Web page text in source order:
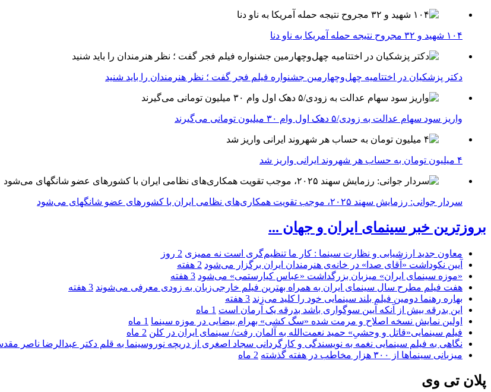
۱۰۴ شهید و ۳۲ مجروح نتیجه حمله آمریکا به ناو دنا
دکتر پزشکیان در اختتامیه چهل‌وچهارمین جشنواره فیلم فجر گفت ؛ نظر هنرمندان را باید شنید
واریز سود سهام عدالت به زودی/۵ دهک اول وام ۳۰ میلیون تومانی می‌گیرند
۴ میلیون تومان به حساب هر شهروند ایرانی واریز شد
سردار جوانی: رزمایش سهند ۲۰۲۵، موجب تقویت همکاری‌های نظامی ایران با کشور‌های عضو شانگهای می‌شود
بروزترین خبر سینمای ایران و جهان ...
معاون جدید ارزشیابی و نظارت سینما : کار ما تنظیم‌گری است نه ممیزی 2 روز
آیین نکوداشت «آقای صدا» در خانه‌ی هنرمندان ایران برگزار می‌شود 2 هفته
«موزه سینمای ایران» میزبان بزرگداشت «عباس کیارستمی» می‌شود 3 هفته
هفت فیلم مطرح سال سینمای ایران به همراه بهترین فیلم خارجی‌زبان به زودی معرفی می‌شوند 3 هفته
بهاره رهنما دومین فیلم بلند سینمایی خود را کلید می‌زند 3 هفته
این بدرقه بیش از آنکه آیین سوگواری باشد بدرقه یک آرمان است 1 ماه
اولین نمایش نسخه اصلاح و مرمت شده «سگ کشی» بهرام بیضایی در موزه سینما 1 ماه
فیلم سینمایی«قاتل و وحشیِ» حمید نعمت‌الله به آلمان رفت/ سینمای ایران در کلن 2 ماه
نگاهی به فیلم سینمایی نغمه به نویسندگی و کارگردانی سجاد اصغری از دریچه نوروسینما به قلم دکتر عبدالرضا ناصر
میزبانی سینماها از ۳۰۰ هزار مخاطب در هفته گذشته
2 ماه
پلان تی وی